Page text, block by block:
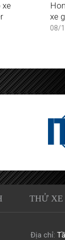
xe
xe
08/
THỬ XE
Địa chỉ: